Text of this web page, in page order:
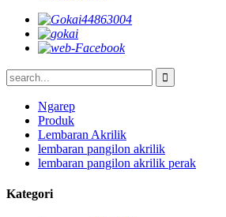
Ngarep
Produk
Lembaran Akrilik
lembaran pangilon akrilik
lembaran pangilon akrilik perak
Kategori